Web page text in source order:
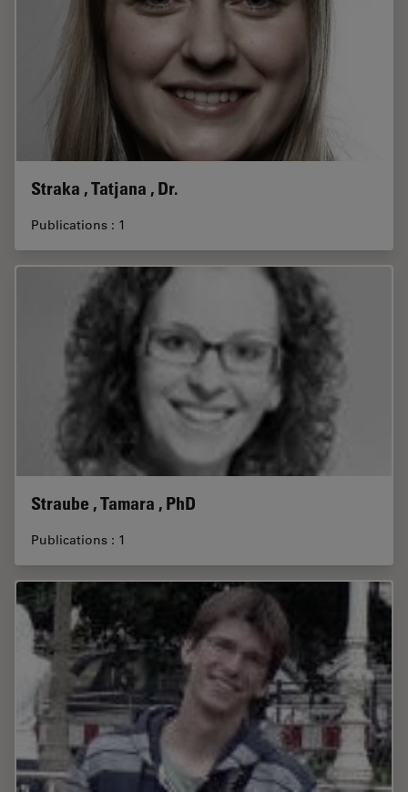
Straka , Tatjana , Dr.
Publications : 1
Straube , Tamara , PhD
Publications : 1